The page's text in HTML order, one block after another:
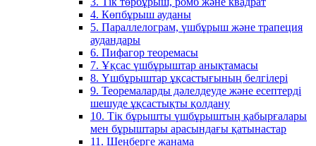
4. Көпбұрыш ауданы
5. Параллелограм, үшбұрыш және трапеция
аудандары
6. Пифагор теоремасы
7. Ұқсас үшбұрыштар анықтамасы
8. Үшбұрыштар ұқсастығының белгілері
9. Теоремаларды дәлелдеуде және есептерді
шешуде ұқсастықты қолдану
10. Тік бұрышты үшбұрыштың қабырғалары
мен бұрыштары арасындағы қатынастар
11. Шеңберге жанама